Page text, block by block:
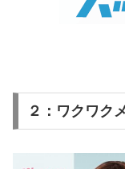
２：ワクワク